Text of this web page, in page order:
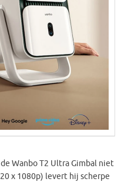
Wanbo T2 Ultra Gimbal niet
x 1080p) levert hij scherpe